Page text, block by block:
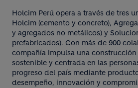
Holcim Perú opera a través de tres
Holcim (cemento y concreto),
y agregados no metálicos) y
prefabricados). Con más de 900
compañía impulsa una construcción
sostenible y centrada en las
progreso del país mediante
desempeño, innovación y